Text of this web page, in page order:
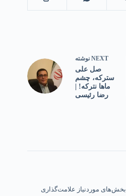
NEXT نوشته
صل علی
سترکه، چشم
ماها نترکه! |
رضا رئیسی
بخش‌های موردنیاز علامت‌گذاری